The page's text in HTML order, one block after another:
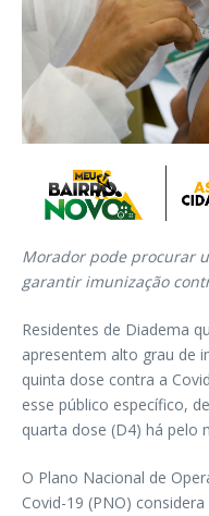
Morador pode procurar
garantir imunização
Residentes de Diadema
apresentem alto grau de
quinta dose contra a
esse público específico,
quarta dose (D4) há pelo
O Plano Nacional de
Covid-19 (PNO)